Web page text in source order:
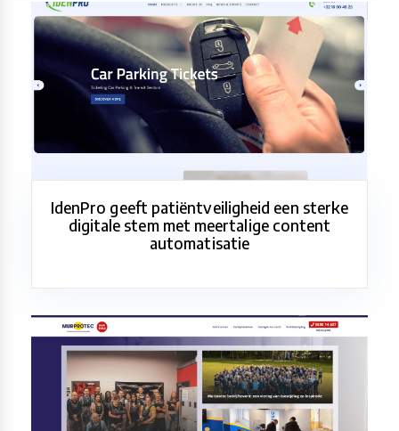
IdenPro geeft patiëntveiligheid een sterke
digitale stem met meertalige content
automatisatie